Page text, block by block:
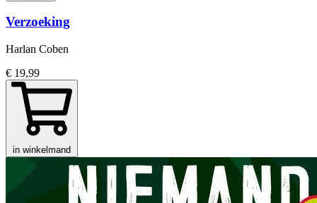
Verzoeking
Harlan Coben
€ 19,99
in winkelmand